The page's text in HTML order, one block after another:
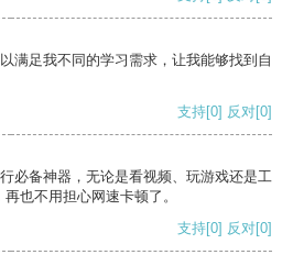
满足我不同的学习需求，让我能够找到自
支持[0] 反对[0]
必备神器，无论是看视频、玩游戏还是工
也不用担心网速卡顿了。
支持[0] 反对[0]